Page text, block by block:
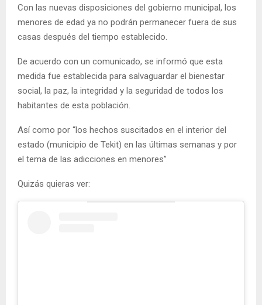
Con las nuevas disposiciones del gobierno municipal, los
menores de edad ya no podrán permanecer fuera de sus
casas después del tiempo establecido.
De acuerdo con un comunicado, se informó que esta
medida fue establecida para salvaguardar el bienestar
social, la paz, la integridad y la seguridad de todos los
habitantes de esta población.
Así como por “los hechos suscitados en el interior del
estado (municipio de Tekit) en las últimas semanas y por
el tema de las adicciones en menores”
Quizás quieras ver: